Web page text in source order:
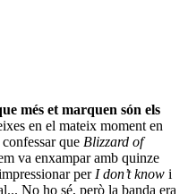
més et marquen són els
en el mateix moment en
que Blizzard of
va enxampar amb quinze
per I don’t know i
No ho sé, però la banda era